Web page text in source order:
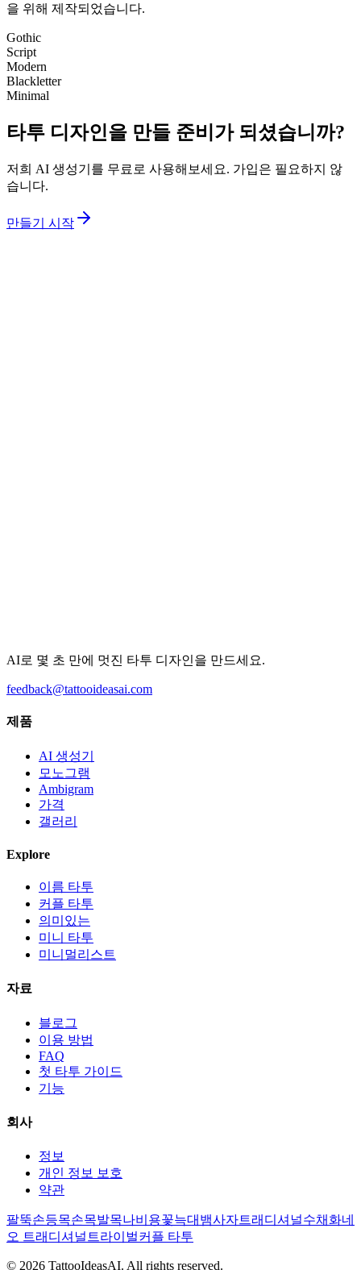
을 위해 제작되었습니다.
Gothic
Script
Modern
Blackletter
Minimal
타투 디자인을 만들 준비가 되셨습니까?
저희 AI 생성기를 무료로 사용해보세요. 가입은 필요하지 않
습니다.
만들기 시작
AI로 몇 초 만에 멋진 타투 디자인을 만드세요.
feedback@tattooideasai.com
제품
AI 생성기
모노그램
Ambigram
가격
갤러리
Explore
이름 타투
커플 타투
의미있는
미니 타투
미니멀리스트
자료
블로그
이용 방법
FAQ
첫 타투 가이드
기능
회사
정보
개인 정보 보호
약관
팔뚝손등목손목발목나비 용꽃늑대 뱀사자트래디셔널수채화네
오 트래디셔널 트라이벌커플 타투
© 2026 TattooIdeasAI. All rights reserved.